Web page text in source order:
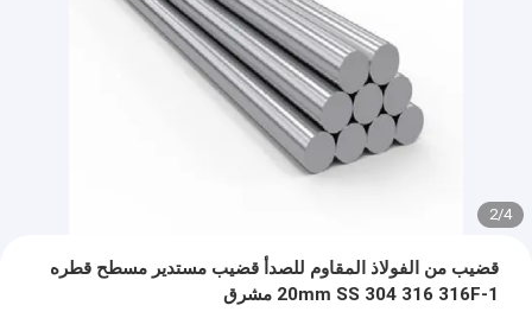
2/4
قضيب من الفولاذ المقاوم للصدأ قضيب مستدير مسطح قطره
1-20mm SS 304 316 316F مشرق